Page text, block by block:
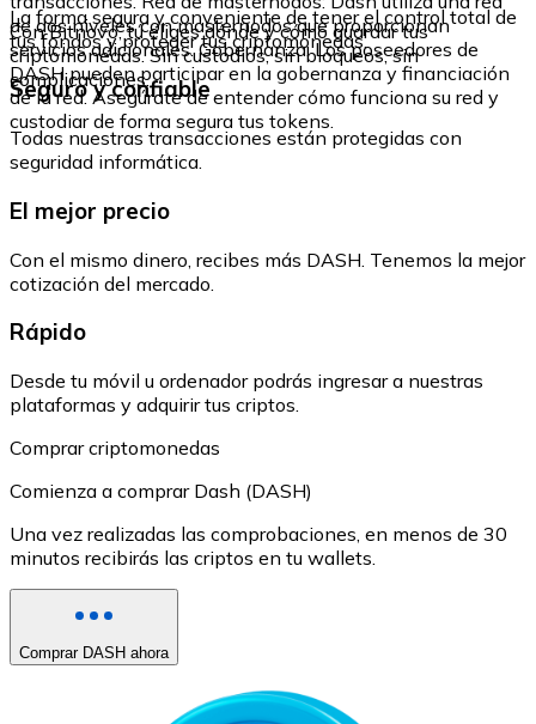
Con Bitnovo, tú eliges dónde y cómo guardar tus
criptomonedas. Sin custodios, sin bloqueos, sin
complicaciones.
de dos niveles con masternodos que proporcionan
servicios adicionales. Gobernanza: Los poseedores de
DASH pueden participar en la gobernanza y financiación
de la red. Asegúrate de entender cómo funciona su red y
custodiar de forma segura tus tokens.
La forma segura y conveniente de tener el control total de
tus fondos y proteger tus criptomonedas.
Seguro y confiable
Todas nuestras transacciones están protegidas con
seguridad informática.
El mejor precio
Con el mismo dinero, recibes más DASH. Tenemos la mejor
cotización del mercado.
Rápido
Desde tu móvil u ordenador podrás ingresar a nuestras
plataformas y adquirir tus criptos.
Comprar criptomonedas
Comienza a comprar Dash (DASH)
Una vez realizadas las comprobaciones, en menos de 30
minutos recibirás las criptos en tu wallets.
Comprar DASH ahora